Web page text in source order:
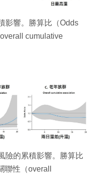
影響。勝算比（Odds
cumulative
險的累積影響。勝算比
聯性（overall